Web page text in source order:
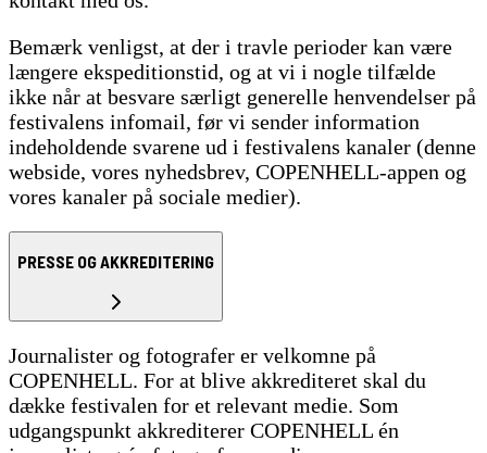
Bemærk venligst, at der i travle perioder kan være
længere ekspeditionstid, og at vi i nogle tilfælde
ikke når at besvare særligt generelle henvendelser på
festivalens infomail, før vi sender information
indeholdende svarene ud i festivalens kanaler (denne
webside, vores nyhedsbrev, COPENHELL-appen og
vores kanaler på sociale medier).
PRESSE OG AKKREDITERING
Journalister og fotografer er velkomne på
COPENHELL. For at blive akkrediteret skal du
dække festivalen for et relevant medie. Som
udgangspunkt akkrediterer COPENHELL én